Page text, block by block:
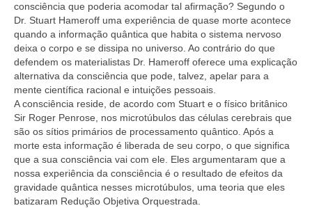
consciência que poderia acomodar tal afirmação? Segundo o
Dr. Stuart Hameroff uma experiência de quase morte acontece
quando a informação quântica que habita o sistema nervoso
deixa o corpo e se dissipa no universo. Ao contrário do que
defendem os materialistas Dr. Hameroff oferece uma explicação
alternativa da consciência que pode, talvez, apelar para a
mente científica racional e intuições pessoais.
A consciência reside, de acordo com Stuart e o físico britânico
Sir Roger Penrose, nos microtúbulos das células cerebrais que
são os sítios primários de processamento quântico. Após a
morte esta informação é liberada de seu corpo, o que significa
que a sua consciência vai com ele. Eles argumentaram que a
nossa experiência da consciência é o resultado de efeitos da
gravidade quântica nesses microtúbulos, uma teoria que eles
batizaram Redução Objetiva Orquestrada.